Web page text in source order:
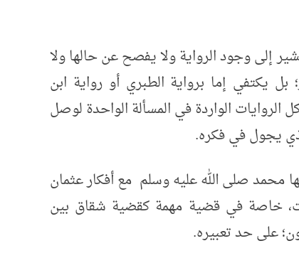
إلى وجود الرواية ولا يفصح عن حالها ولا
يكتفي إما برواية الطبري أو رواية ابن
الواردة في المسألة الواحدة لوصل
يجول في فكره.
محمد صلى الله عليه وسلم مع أفكار عثمان
خاصة في قضية مهمة كقضية شقاق بين
على حد تعبيره.